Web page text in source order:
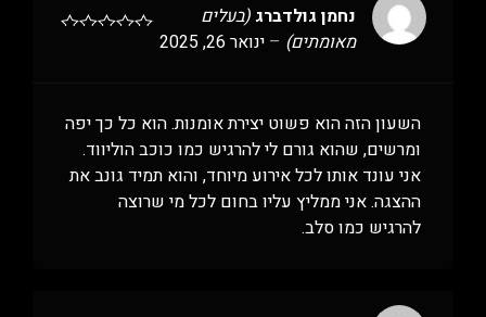
נחמן גולדברג (בעלים
מאומתים) – ינואר 26, 2025
השעון הזה הוא פשוט יצירת אומנות. הוא כל כך יפה
ומרשים, שהוא גורם לי להרגיש כמו כוכב הוליווד.
אני עונד אותו לכל אירוע מיוחד, והוא תמיד גונב את
ההצגה. אני ממליץ עליו בחום לכל מי שרוצה
להרגיש כמו סלב.